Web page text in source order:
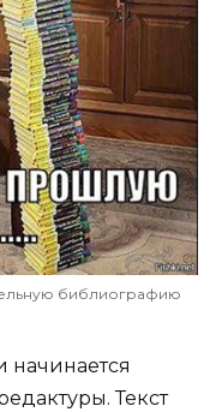
библиографию
начинается
Текст